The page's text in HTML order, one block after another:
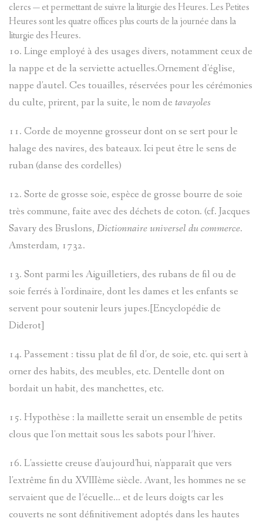
clercs — et permettant de suivre la liturgie des Heures. Les Petites
Heures sont les quatre offices plus courts de la journée dans la
liturgie des Heures.
10. Linge employé à des usages divers, notamment ceux de
la nappe et de la serviette actuelles.Ornement d'église,
nappe d'autel. Ces touailles, réservées pour les cérémonies
du culte, prirent, par la suite, le nom de tavayoles
11. Corde de moyenne grosseur dont on se sert pour le
halage des navires, des bateaux. Ici peut être le sens de
ruban (danse des cordelles)
12. Sorte de grosse soie, espèce de grosse bourre de soie
très commune, faite avec des déchets de coton. (cf. Jacques
Savary des Bruslons, Dictionnaire universel du commerce.
Amsterdam, 1732.
13. Sont parmi les Aiguilletiers, des rubans de fil ou de
soie ferrés à l'ordinaire, dont les dames et les enfants se
servent pour soutenir leurs jupes.[Encyclopédie de
Diderot]
14. Passement : tissu plat de fil d'or, de soie, etc. qui sert à
orner des habits, des meubles, etc. Dentelle dont on
bordait un habit, des manchettes, etc.
15. Hypothèse : la maillette serait un ensemble de petits
clous que l'on mettait sous les sabots pour l’hiver.
16. L'assiette creuse d'aujourd'hui, n'apparaît que vers
l'extrême fin du XVIIIème siècle. Avant, les hommes ne se
servaient que de l’écuelle… et de leurs doigts car les
couverts ne sont définitivement adoptés dans les hautes